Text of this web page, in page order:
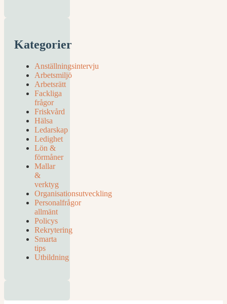
Kategorier
Anställningsintervju
Arbetsmiljö
Arbetsrätt
Fackliga
frågor
Friskvård
Hälsa
Ledarskap
Ledighet
Lön &
förmåner
Mallar
&
verktyg
Organisationsutveckling
Personalfrågor
allmänt
Policys
Rekrytering
Smarta
tips
Utbildning